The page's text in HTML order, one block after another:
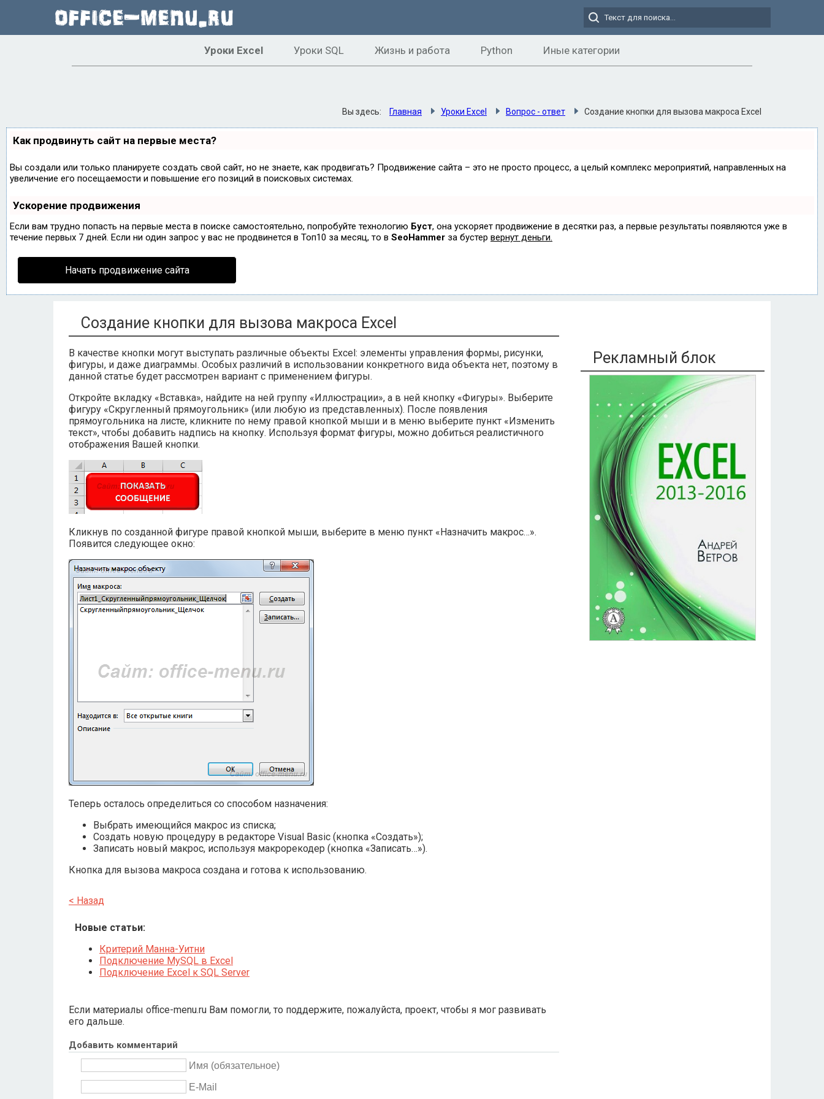
Уроки Excel Уроки SQL Жизнь и работа Python Иные категории
Вы здесь: Главная Уроки Excel Вопрос - ответ Создание кнопки для вызова макроса Excel
Как продвинуть сайт на первые места?
Вы создали или только планируете создать свой сайт, но не знаете, как продвигать? Продвижение сайта – это не просто процесс, а целый комплекс мероприятий, направленных на
увеличение его посещаемости и повышение его позиций в поисковых системах.
Ускорение продвижения
Если вам трудно попасть на первые места в поиске самостоятельно, попробуйте технологию Буст, она ускоряет продвижение в десятки раз, а первые результаты появляются уже в
течение первых 7 дней. Если ни один запрос у вас не продвинется в Топ10 за месяц, то в SeoHammer за бустер вернут деньги.
Начать продвижение сайта
Создание кнопки для вызова макроса Excel
В качестве кнопки могут выступать различные объекты Excel: элементы управления формы, рисунки,
фигуры, и даже диаграммы. Особых различий в использовании конкретного вида объекта нет, поэтому в
данной статье будет рассмотрен вариант с применением фигуры.
Откройте вкладку «Вставка», найдите на ней группу «Иллюстрации», а в ней кнопку «Фигуры». Выберите
фигуру «Скругленный прямоугольник» (или любую из представленных). После появления
прямоугольника на листе, кликните по нему правой кнопкой мыши и в меню выберите пункт «Изменить
текст», чтобы добавить надпись на кнопку. Используя формат фигуры, можно добиться реалистичного
отображения Вашей кнопки.
Кликнув по созданной фигуре правой кнопкой мыши, выберите в меню пункт «Назначить макрос…».
Появится следующее окно:
Теперь осталось определиться со способом назначения:
Выбрать имеющийся макрос из списка;
Создать новую процедуру в редакторе Visual Basic (кнопка «Создать»);
Записать новый макрос, используя макрорекодер (кнопка «Записать…»).
Кнопка для вызова макроса создана и готова к использованию.
< Назад
Новые статьи:
Критерий Манна-Уитни
Подключение MySQL в Excel
Подключение Excel к SQL Server
Если материалы office-menu.ru Вам помогли, то поддержите, пожалуйста, проект, чтобы я мог развивать
его дальше.
Добавить комментарий
Имя (обязательное)
E-Mail
Рекламный блок